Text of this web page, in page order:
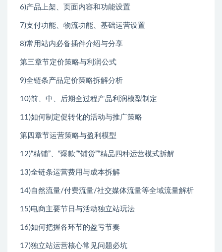
6)产品上架、页面内容和功能设置
7)支付功能、物流功能、基础运营设置
8)常用站内必备插件介绍与分享
第三章节定价策略与利润公式
9)全链条产品定价策略拆解分析
10)前、中、后期全过程产品利润模型制定
11)如何制定促转化的活动与推广策略
第四章节运营策略与盈利模型
12)“精铺”、“爆款”“铺货”“精品四种运营模式拆解
13)全链条运营费用与成本拆解
14)自然流量/付费流量/社交媒体流量等全域流量解析
15)电商主要节日与活动独立站玩法
16)如何把握各环节的盈亏节奏
17)独立站运营核心常见问题必坑